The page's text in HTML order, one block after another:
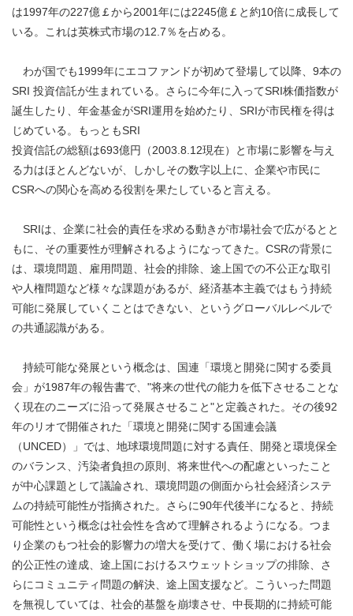
は1997年の227億￡から2001年には2245億￡と約10倍に成長して
いる。これは英株式市場の12.7％を占める。
わが国でも1999年にエコファンドが初めて登場して以降、9本の
SRI 投資信託が生まれている。さらに今年に入ってSRI株価指数が
誕生したり、年金基金がSRI運用を始めたり、SRIが市民権を得は
じめている。もっともSRI
投資信託の総額は693億円（2003.8.12現在）と市場に影響を与え
る力はほとんどないが、しかしその数字以上に、企業や市民に
CSRへの関心を高める役割を果たしていると言える。
SRIは、企業に社会的責任を求める動きが市場社会で広がるとと
もに、その重要性が理解されるようになってきた。CSRの背景に
は、環境問題、雇用問題、社会的排除、途上国での不公正な取引
や人権問題など様々な課題があるが、経済基本主義ではもう持続
可能に発展していくことはできない、というグローバルレベルで
の共通認識がある。
持続可能な発展という概念は、国連「環境と開発に関する委員
会」が1987年の報告書で、"将来の世代の能力を低下させることな
く現在のニーズに沿って発展させること"と定義された。その後92
年のリオで開催された「環境と開発に関する国連会議
（UNCED）」では、地球環境問題に対する責任、開発と環境保全
のバランス、汚染者負担の原則、将来世代への配慮といったこと
が中心課題として議論され、環境問題の側面から社会経済システ
ムの持続可能性が指摘された。さらに90年代後半になると、持続
可能性という概念は社会性を含めて理解されるようになる。つま
り企業のもつ社会的影響力の増大を受けて、働く場における社会
的公正性の達成、途上国におけるスウェットショップの排除、さ
らにコミュニティ問題の解決、途上国支援など。こういった問題
を無視していては、社会的基盤を崩壊させ、中長期的に持続可能